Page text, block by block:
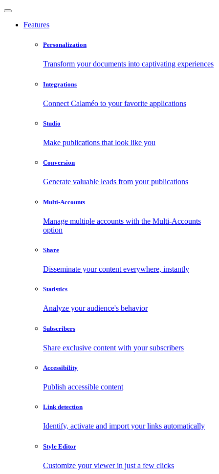
Features
Personalization
Transform your documents into captivating experiences
Integrations
Connect Calaméo to your favorite applications
Studio
Make publications that look like you
Conversion
Generate valuable leads from your publications
Multi-Accounts
Manage multiple accounts with the Multi-Accounts
option
Share
Disseminate your content everywhere, instantly
Statistics
Analyze your audience's behavior
Subscribers
Share exclusive content with your subscribers
Accessibility
Publish accessible content
Link detection
Identify, activate and import your links automatically
Style Editor
Customize your viewer in just a few clicks